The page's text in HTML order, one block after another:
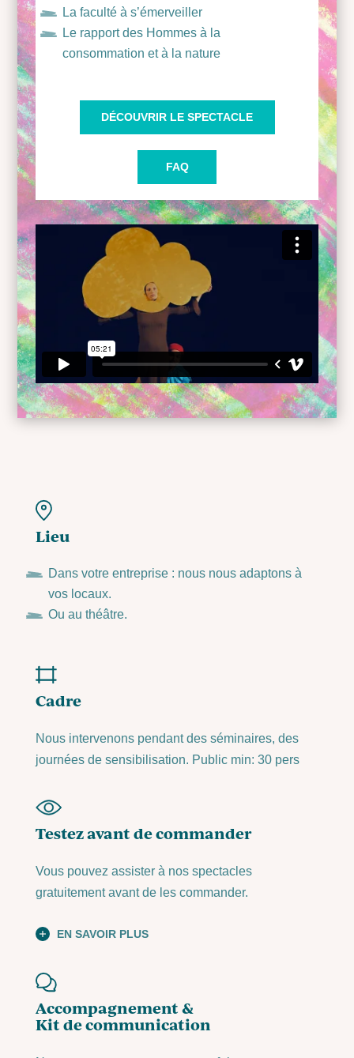
La faculté à s’émerveiller
Le rapport des Hommes à la
consommation et à la nature
DÉCOUVRIR LE SPECTACLE
FAQ
Lieu
Dans votre entreprise : nous nous adaptons à
vos locaux.
Ou au théâtre.
Cadre
Nous intervenons pendant des séminaires, des
journées de sensibilisation. Public min: 30 pers
Testez avant de commander
Vous pouvez assister à nos spectacles
gratuitement avant de les commander.
EN SAVOIR PLUS
Accompagnement &
Kit de communication